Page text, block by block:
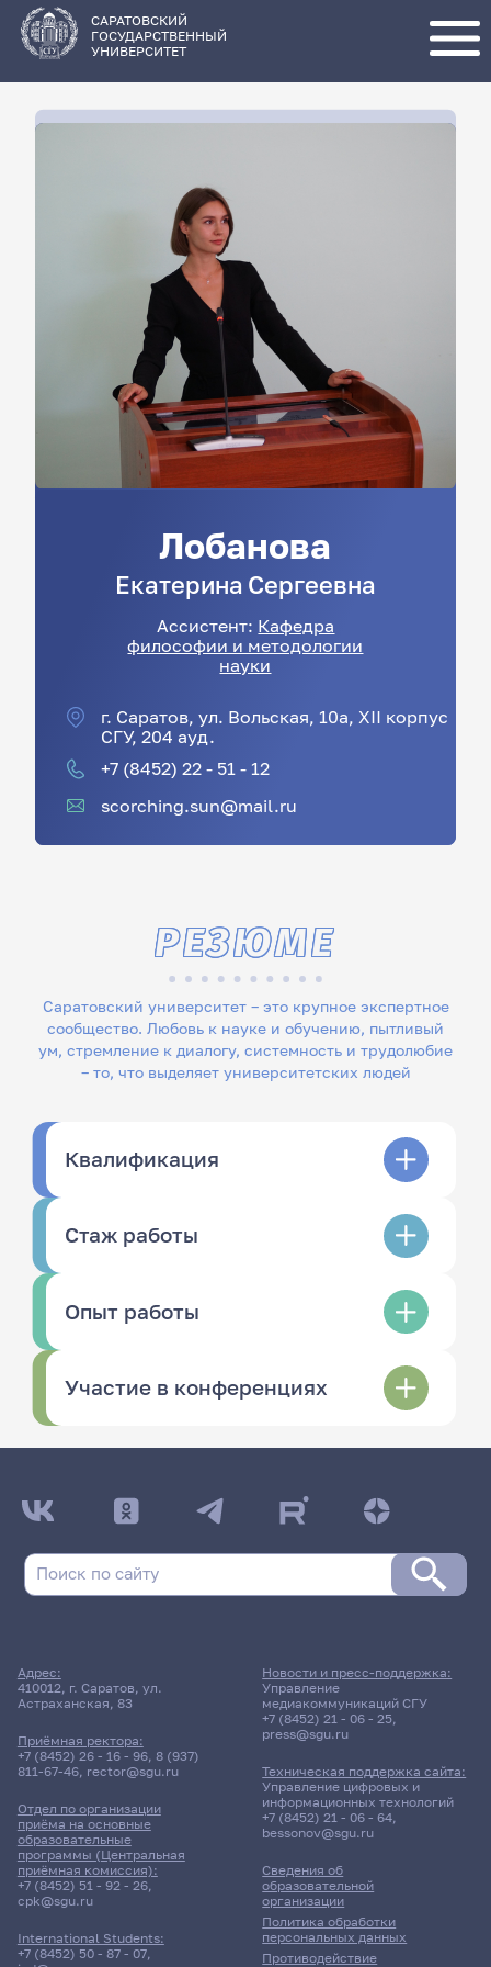
основному
содержанию
САРАТОВСКИЙ
ГОСУДАРСТВЕННЫЙ
УНИВЕРСИТЕТ
Лобанова
Екатерина Сергеевна
Ассистент: Кафедра
философии и методологии
науки
г. Саратов, ул. Вольская, 10а, XII корпус
СГУ, 204 ауд.
+7 (8452) 22 - 51 - 12
scorching.sun@mail.ru
Саратовский университет – это крупное экспертное
сообщество. Любовь к науке и обучению, пытливый
ум, стремление к диалогу, системность и трудолюбие
– то, что выделяет университетских людей
РЕЗЮМЕ
Квалификация
Стаж работы
Опыт работы
Участие в конференциях
Адрес:
410012, г. Саратов, ул.
Астраханская, 83
Приёмная ректора:
+7 (8452) 26 - 16 - 96, 8 (937)
811-67-46, rector@sgu.ru
Отдел по организации
приёма на основные
образовательные
программы (Центральная
приёмная комиссия):
+7 (8452) 51 - 92 - 26,
cpk@sgu.ru
International Students:
+7 (8452) 50 - 87 - 07,
Сведения об
образовательной
организации
Политика обработки
персональных данных
Противодействие
Новости и пресс-поддержка:
Управление
медиакоммуникаций СГУ
+7 (8452) 21 - 06 - 25,
press@sgu.ru
Техническая поддержка сайта:
Управление цифровых и
информационных технологий
+7 (8452) 21 - 06 - 64,
bessonov@sgu.ru